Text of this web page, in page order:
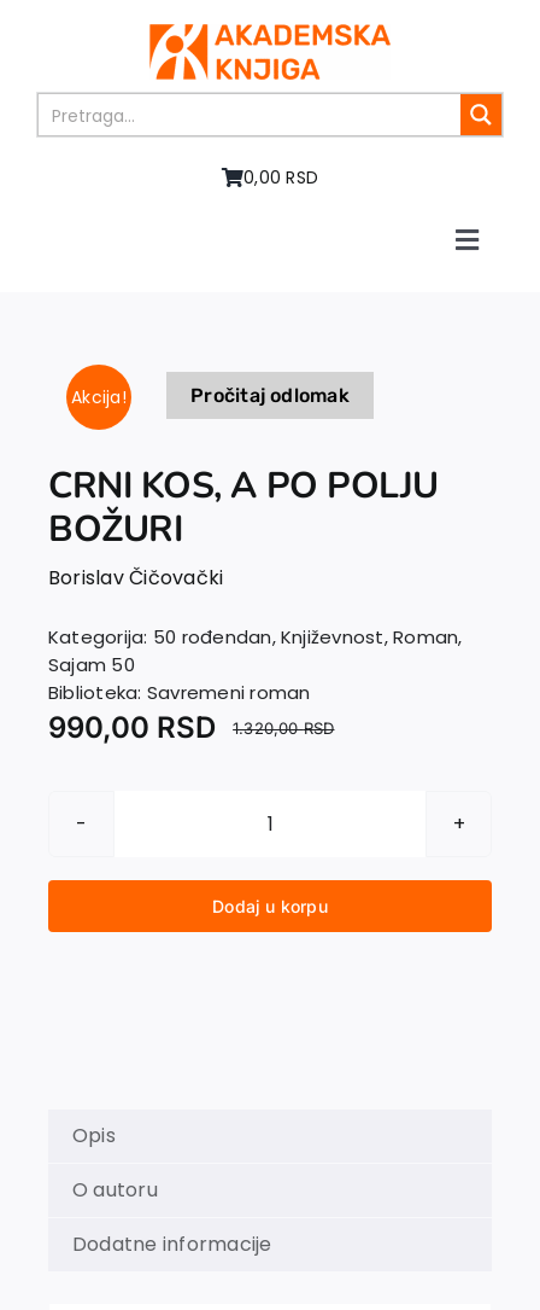
0,00 RSD
Toggle
U pripremi
Autori
Vesti
EU PROJEKTI
Kontakt
Akcija! Pročitaj odlomak
CRNI KOS, A PO POLJU
BOŽURI
Borislav Čičovački
Kategorija: 50 rođendan,Književnost,Roman,
Sajam 50
Biblioteka: Savremeni roman
1.320,00RSD
990,00 RSD
CRNI
PO
Dodaj u korpu
Opis
O autoru
Dodatne informacije